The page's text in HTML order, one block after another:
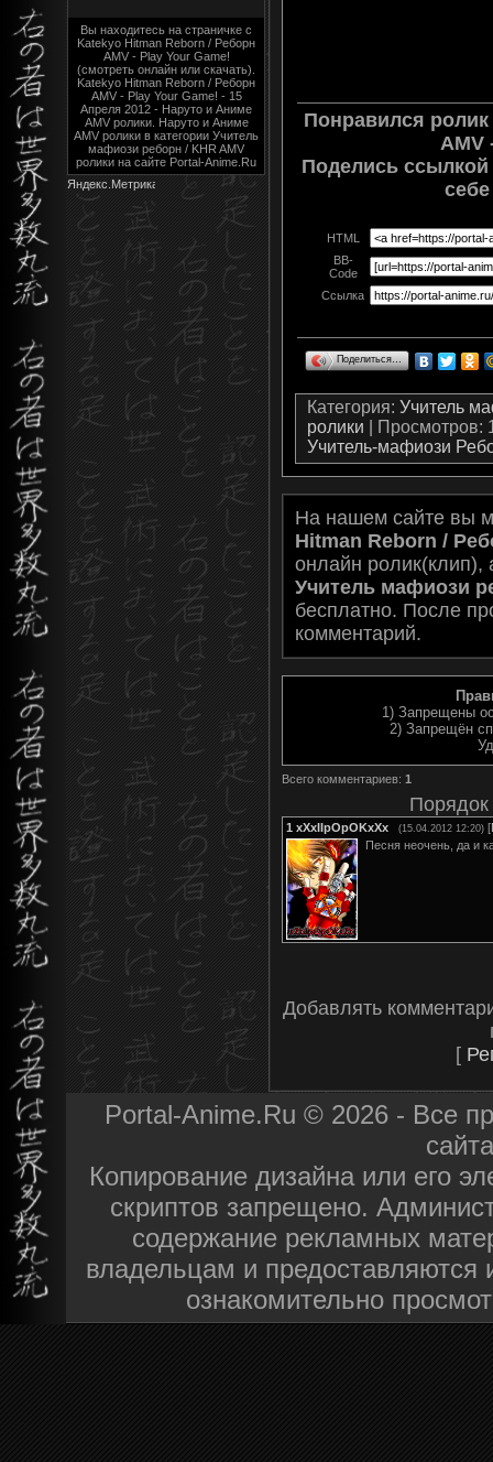
Вы находитесь на страничке с
Katekyo Hitman Reborn / Реборн
AMV - Play Your Game!
(смотреть онлайн или скачать).
Katekyo Hitman Reborn / Реборн
AMV - Play Your Game! - 15
Апреля 2012 - Наруто и Аниме
AMV ролики. Наруто и Аниме
AMV ролики в категории Учитель
мафиози реборн / KHR AMV
ролики на сайте Portal-Anime.Ru
Понравился
AMV
Поделись
HTML
BB-
Code
Ссылка
Поделиться…
Категория: Учитель
ролики
Просмотров:
Учитель-мафиози
На нашем сайте вы
Hitman Reborn /
онлайн ролик(клип),
Учитель мафиози
бесплатно. После
комментарий.
1) Запрещены
2) Запрещён
Всего комментариев: 1
1 xXxIIpOpOKxXx (15.04.2012 12:20) [
Песня неочень, да и
Добавлять
[
Portal-Anime.Ru © 2026 - Все
Копирование дизайна или его
скриптов запрещено.
содержание рекламных
владельцам и предоставляются
ознакомительно